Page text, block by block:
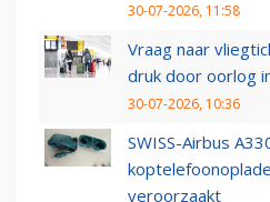
30-07-2026, 11:58
Vraag naar
druk door oorlog
30-07-2026, 10:36
SWISS-Airbus
veroorzaakt